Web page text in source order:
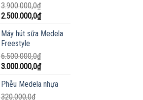
3.900.000,0₫
Giá
là:
3.900.000,0₫.
2.500.000,0₫Giá
tại
2.500.000,0₫.
Máy hút sữa Medela
Freestyle
6.500.000,0₫
Giá
là:
6.500.000,0₫.
3.000.000,0₫Giá
tại
Phễu Medela nhựa
320.000,0₫